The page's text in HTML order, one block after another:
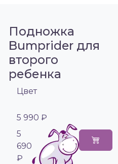
Подножка
Bumprider для
второго
ребенка
Цвет
5 990 ₽
5
690
₽